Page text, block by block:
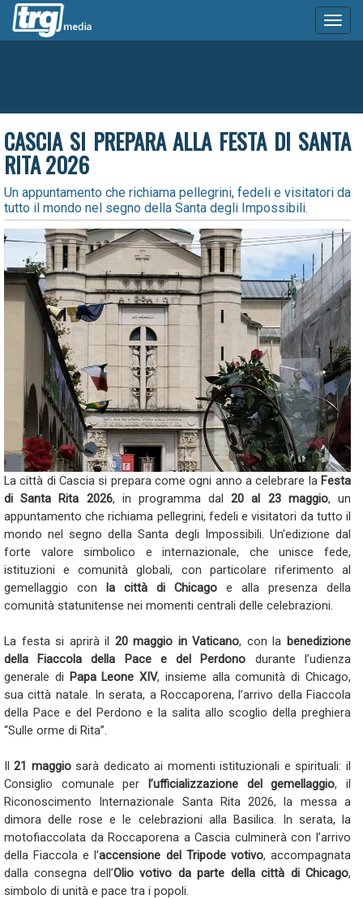
CASCIA SI PREPARA ALLA FESTA DI SANTA
RITA 2026
Un appuntamento che richiama pellegrini, fedeli e visitatori da
tutto il mondo nel segno della Santa degli Impossibili.
La città di Cascia si prepara come ogni anno a celebrare la Festa
di Santa Rita 2026, in programma dal20 al 23 maggio, un
appuntamento che richiama pellegrini, fedeli e visitatori da tutto il
mondo nel segno della Santa degli Impossibili. Un’edizione dal
forte valore simbolico e internazionale, che unisce fede,
istituzioni e comunità globali, con particolare riferimento al
gemellaggio con la città di Chicago e alla presenza della
comunità statunitense nei momenti centrali delle celebrazioni.
La festa si aprirà il 20 maggio in Vaticano, con la benedizione
della Fiaccola della Pace e del Perdono durante l’udienza
generale di Papa Leone XIV, insieme alla comunità di Chicago,
sua città natale. In serata, a Roccaporena, l’arrivo della Fiaccola
della Pace e del Perdono e la salita allo scoglio della preghiera
“Sulle orme di Rita”.
Il21 maggio sarà dedicato ai momenti istituzionali e spirituali: il
Consiglio comunale per l’ufficializzazione del gemellaggio, il
Riconoscimento Internazionale Santa Rita 2026, la messa a
dimora delle rose e le celebrazioni alla Basilica. In serata, la
motofiaccolata da Roccaporena a Cascia culminerà con l’arrivo
della Fiaccola e l’accensione del Tripode votivo, accompagnata
dalla consegna dell’Olio votivo da parte della città di Chicago,
simbolo di unità e pace tra i popoli.